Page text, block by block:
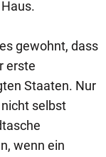
gewohnt, dass
erste
Staaten. Nur
selbst
wenn ein